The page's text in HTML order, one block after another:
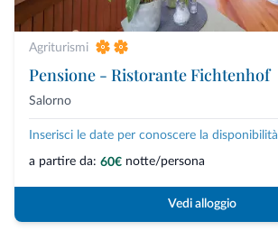
Agriturismi
Pensione - Ristorante Fichtenhof
Salorno
Inserisci le date per conoscere la disponibilità
a partire da: 60€ notte/persona
Vedi alloggio